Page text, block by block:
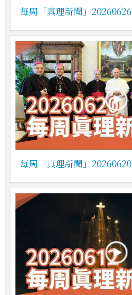
每周「真理新聞」20260626
每周「真理新聞」20260620